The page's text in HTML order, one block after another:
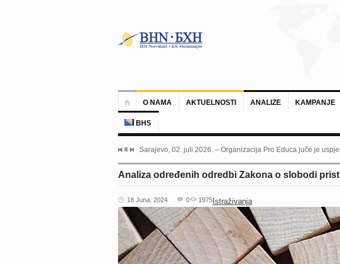
O NAMA AKTUELNOSTI ANALIZE KAMPANJE
BHS
Sarajevo, 02. juli 2026. – Organizacija Pro Educa juče je
Analiza određenih odredbi Zakona o slobodi
18 Juna, 2024 Istraživanja
0 1975